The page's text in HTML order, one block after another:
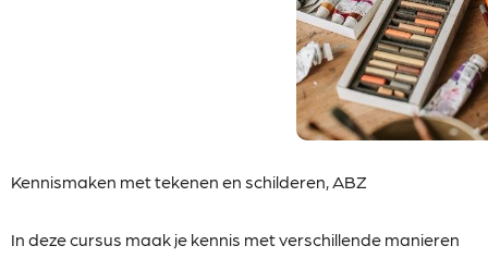
Kennismaken met tekenen en schilderen, ABZ
In deze cursus maak je kennis met verschillende manieren